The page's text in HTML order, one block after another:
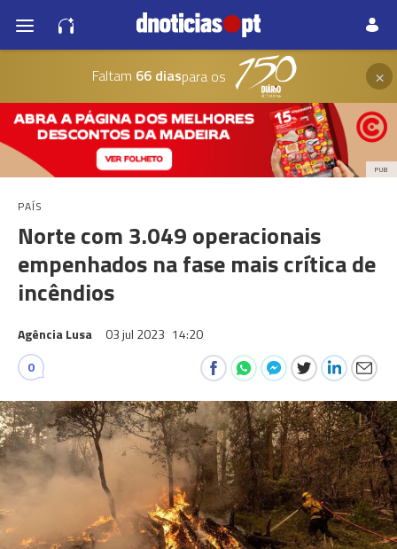
Faltam 66 diaspara os ×
PUB
PAÍS
Norte com 3.049 operacionais
empenhados na fase mais crítica de
incêndios
Agência Lusa 03 jul 2023 14:20
0